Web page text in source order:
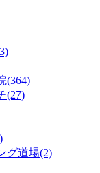
(364)
(27)
グ道場(2)